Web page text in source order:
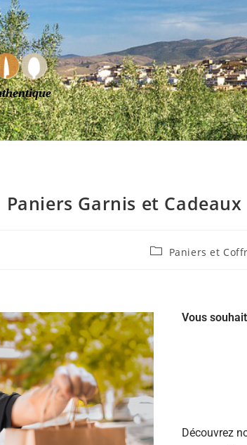
Paniers Garnis et
Paniers et
Vous
Découvrez